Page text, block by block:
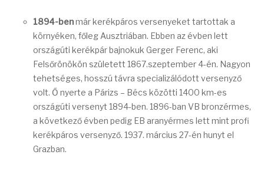
1894-benmár kerékpáros versenyeket tartottak a
környéken, főleg Ausztriában. Ebben az évben lett
országúti kerékpár bajnokuk Gerger Ferenc, aki
Felsőrönökön született 1867.szeptember 4-én. Nagyon
tehetséges, hosszú távra specializálódott versenyző
volt. Ő nyerte a Párizs – Bécs közötti 1400 km-es
országúti versenyt 1894-ben. 1896-ban VB bronzérmes,
a következő évben pedig EB aranyérmes lett mint profi
kerékpáros versenyző. 1937. március 27-én hunyt el
Grazban.